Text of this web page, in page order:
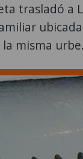
trasladó a
misma urbe.